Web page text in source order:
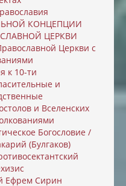
КОНЦЕПЦИИ
ЦЕРКВИ
Церкви с
к 10-ти
и
и Вселенских
Богословие /
(Булгаков)
Ефрем Сирин